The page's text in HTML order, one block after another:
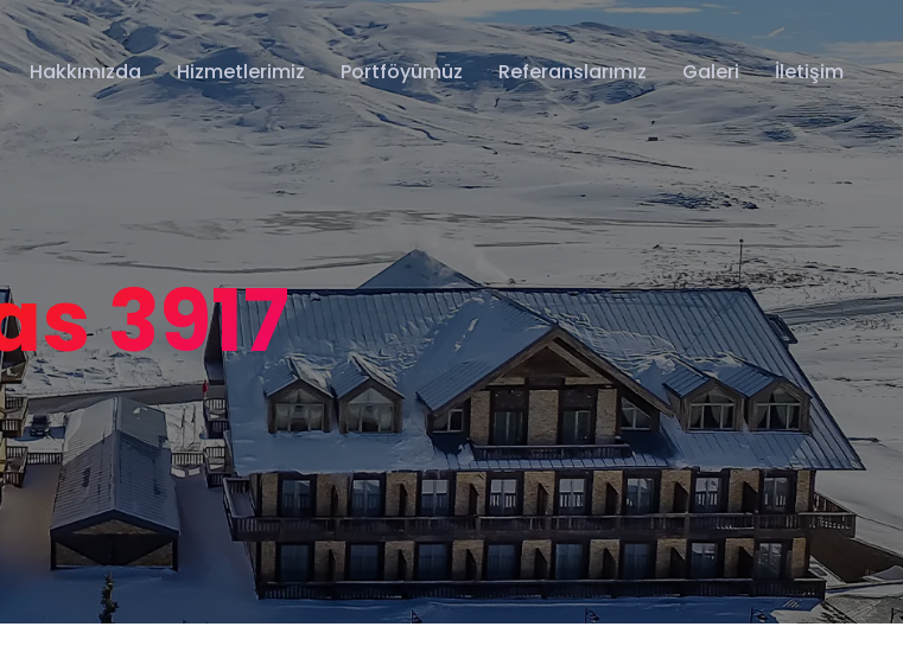
Hakkımızda Hizmetlerimiz Portföyümüz Referanslarımız Galeri İletişim
3917